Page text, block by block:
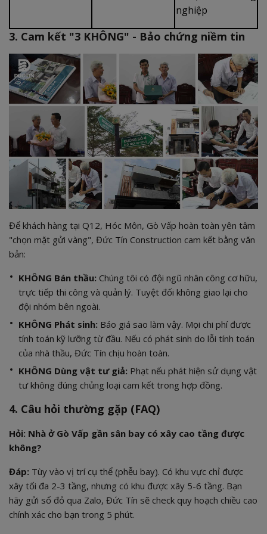
nghiệp
3. Cam kết "3 KHÔNG" - Bảo chứng niềm tin
Để khách hàng tại Q12, Hóc Môn, Gò Vấp hoàn toàn yên tâm
"chọn mặt gửi vàng", Đức Tín Construction cam kết bằng văn
bản:
KHÔNG Bán thầu: Chúng tôi có đội ngũ nhân công cơ hữu,
trực tiếp thi công và quản lý. Tuyệt đối không giao lại cho
đội nhóm bên ngoài.
KHÔNG Phát sinh: Báo giá sao làm vậy. Mọi chi phí được
tính toán kỹ lưỡng từ đầu. Nếu có phát sinh do lỗi tính toán
của nhà thầu, Đức Tín chịu hoàn toàn.
KHÔNG Dùng vật tư giả: Phạt nếu phát hiện sử dụng vật
tư không đúng chủng loại cam kết trong hợp đồng.
4. Câu hỏi thường gặp (FAQ)
Hỏi: Nhà ở Gò Vấp gần sân bay có xây cao tầng được
không?
Đáp: Tùy vào vị trí cụ thể (phễu bay). Có khu vực chỉ được
xây tối đa 2-3 tầng, nhưng có khu được xây 5-6 tầng. Bạn
hãy gửi sổ đỏ qua Zalo, Đức Tín sẽ check quy hoạch chiều cao
chính xác cho bạn trong 5 phút.